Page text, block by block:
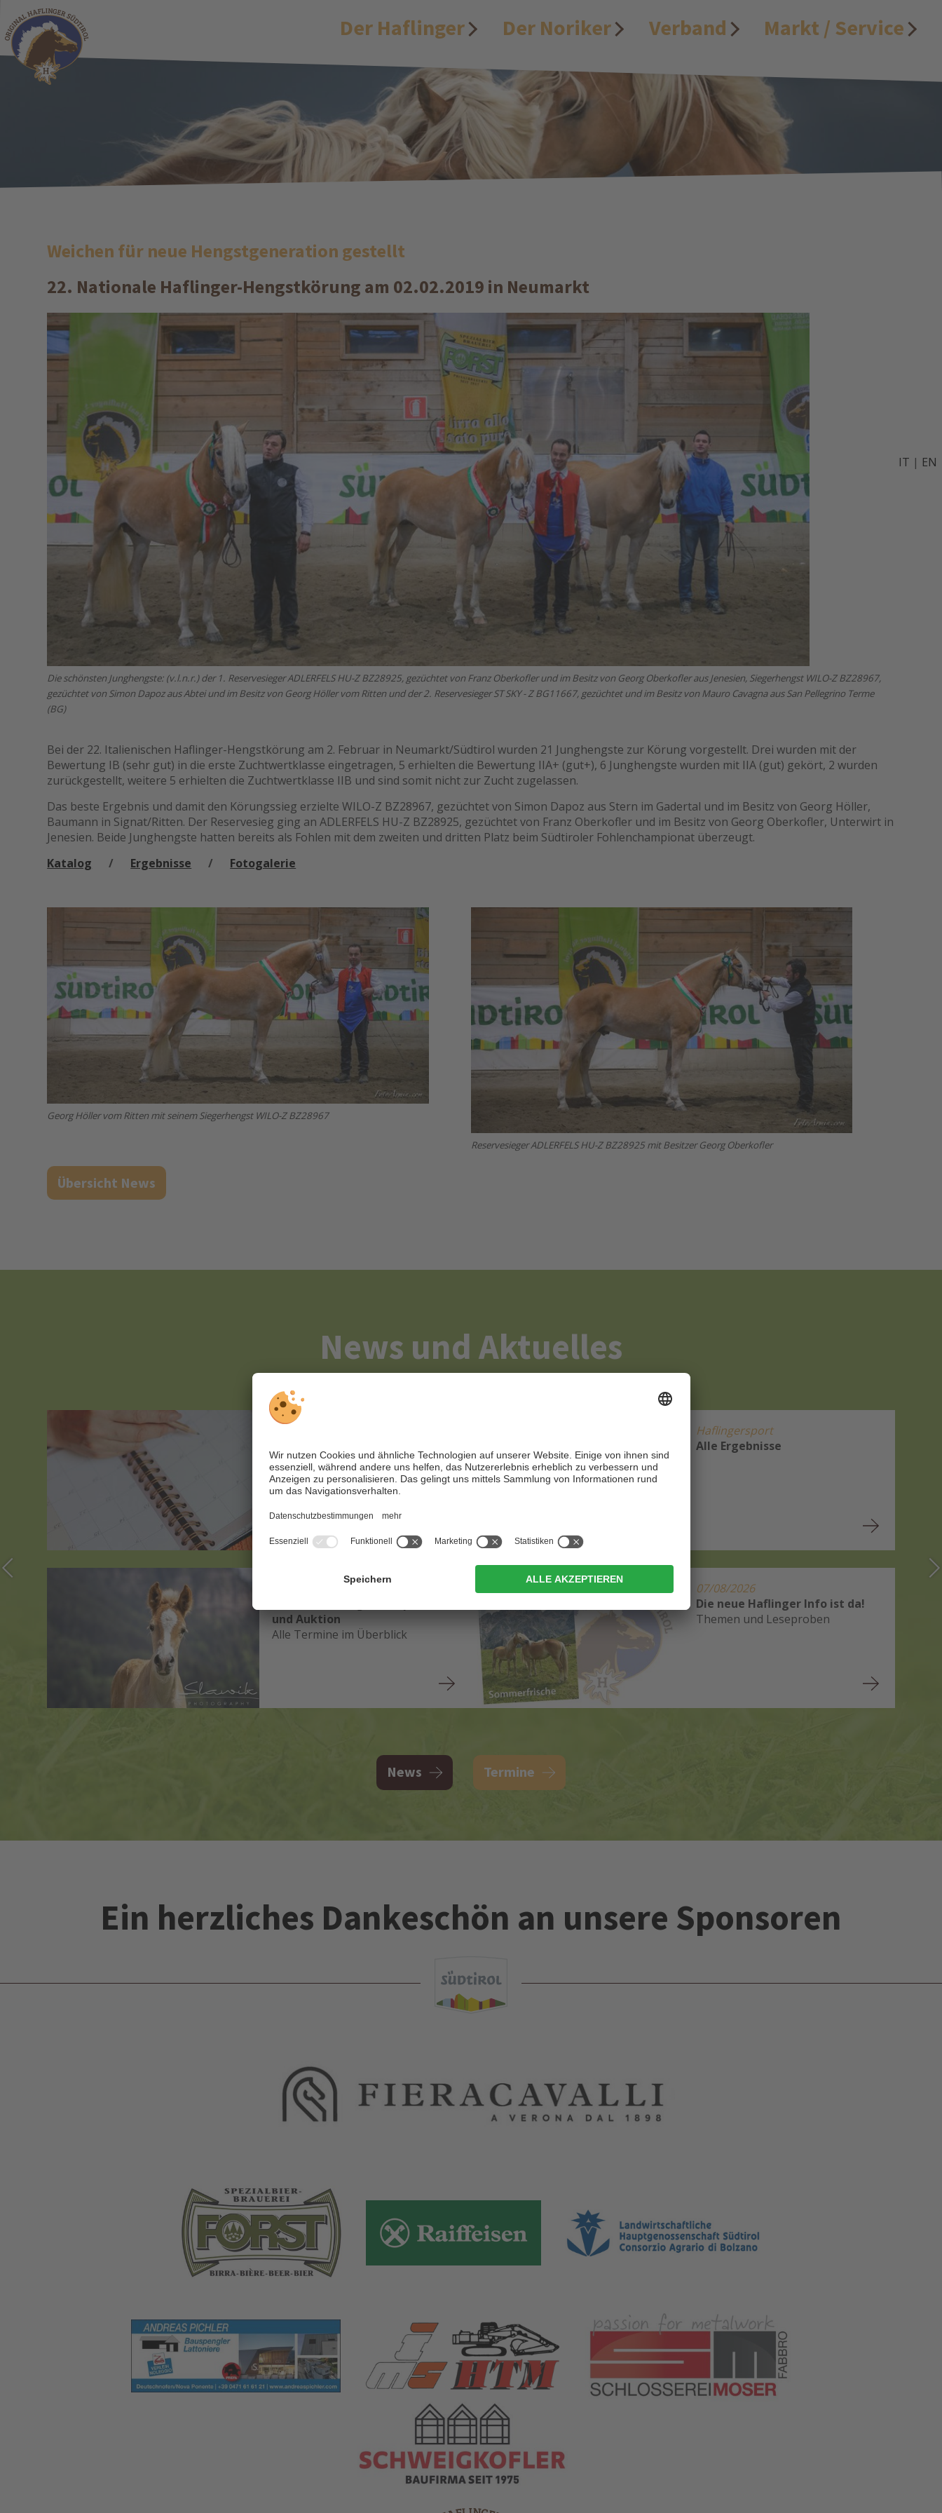
Der Haflinger Der Noriker Verband Markt / Service
IT | EN
Weichen für neue Hengstgeneration gestellt
22. Nationale Haflinger-Hengstkörung am 02.02.2019 in Neumarkt
Die schönsten Junghengste: (v.l.n.r.) der 1. Reservesieger ADLERFELS HU-Z BZ28925, gezüchtet von Franz Oberkofler und im Besitz von Georg Oberkofler aus Jenesien, Siegerhengst WILO-Z BZ28967,
gezüchtet von Simon Dapoz aus Abtei und im Besitz von Georg Höller vom Ritten und der 2. Reservesieger ST SKY - Z BG11667, gezüchtet und im Besitz von Mauro Cavagna aus San Pellegrino Terme
(BG)
Bei der 22. Italienischen Haflinger-Hengstkörung am 2. Februar in Neumarkt/Südtirol wurden 21 Junghengste zur Körung vorgestellt. Drei wurden mit der
Bewertung IB (sehr gut) in die erste Zuchtwertklasse eingetragen, 5 erhielten die Bewertung IIA+ (gut+), 6 Junghengste wurden mit IIA (gut) gekört, 2 wurden
zurückgestellt, weitere 5 erhielten die Zuchtwertklasse IIB und sind somit nicht zur Zucht zugelassen.
Das beste Ergebnis und damit den Körungssieg erzielte WILO-Z BZ28967, gezüchtet von Simon Dapoz aus Stern im Gadertal und im Besitz von Georg Höller,
Baumann in Signat/Ritten. Der Reservesieg ging an ADLERFELS HU-Z BZ28925, gezüchtet von Franz Oberkofler und im Besitz von Georg Oberkofler, Unterwirt in
Jenesien. Beide Junghengste hatten bereits als Fohlen mit dem zweiten und dritten Platz beim Südtiroler Fohlenchampionat überzeugt.
Katalog / Ergebnisse / Fotogalerie
Georg Höller vom Ritten mit seinem Siegerhengst WILO-Z BZ28967
Reservesieger ADLERFELS HU-Z BZ28925 mit Besitzer Georg Oberkofler
Übersicht News
News und Aktuelles
Haflingersport
Alle Ergebnisse
05/09-16/10/2026
und Auktion
Alle Termine im Überblick
07/08/2026
Die neue Haflinger Info ist da!
Themen und Leseproben
News Termine
Ein herzliches Dankeschön an unsere Sponsoren